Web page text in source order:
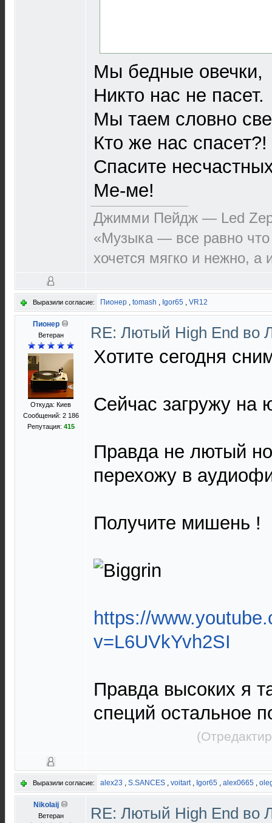
Мы бедные овечки,
Никто нас не пасет.
Мы таем словно
Кто же нас спасет?!
Спасите
Ме-ме!
Джимми Пейдж — Led
«Музыка — все равно
хочется мягко и нежно, а
Выразили согласие: Пионер , tomash , Igor65 , VR12
Пионер
Ветеран
Откуда: Киев
Сообщений: 2 186
Репутация: 415
RE: Лютый High End во
Хотите сегодня
Сейчас загружу на
Правда не лютый
перехожу в
Получите мишень !
https://
v=L6UVkYvh2SI
Правда высоких я
специй остальное
Выразили согласие: alex23 , S.SANCES , voitart, Igor65 , alex0665 ,
Nikolaij
Ветеран RE: Лютый High End во